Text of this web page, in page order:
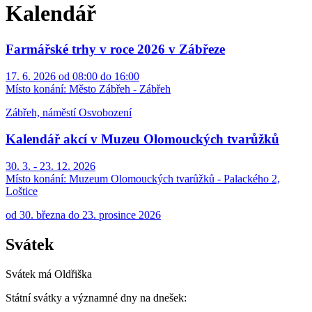
Kalendář
Farmářské trhy v roce 2026 v Zábřeze
17. 6. 2026 od 08:00 do 16:00
Místo konání: Město Zábřeh - Zábřeh
Zábřeh, náměstí Osvobození
Kalendář akcí v Muzeu Olomouckých tvarůžků
30. 3. - 23. 12. 2026
Místo konání: Muzeum Olomouckých tvarůžků - Palackého 2,
Loštice
od 30. března do 23. prosince 2026
Svátek
Svátek má Oldřiška
Státní svátky a významné dny na dnešek: